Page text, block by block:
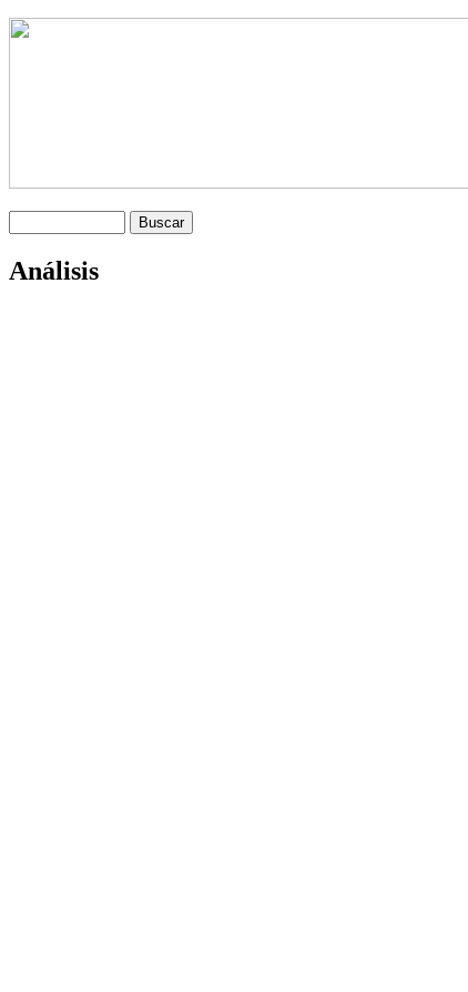
Análisis